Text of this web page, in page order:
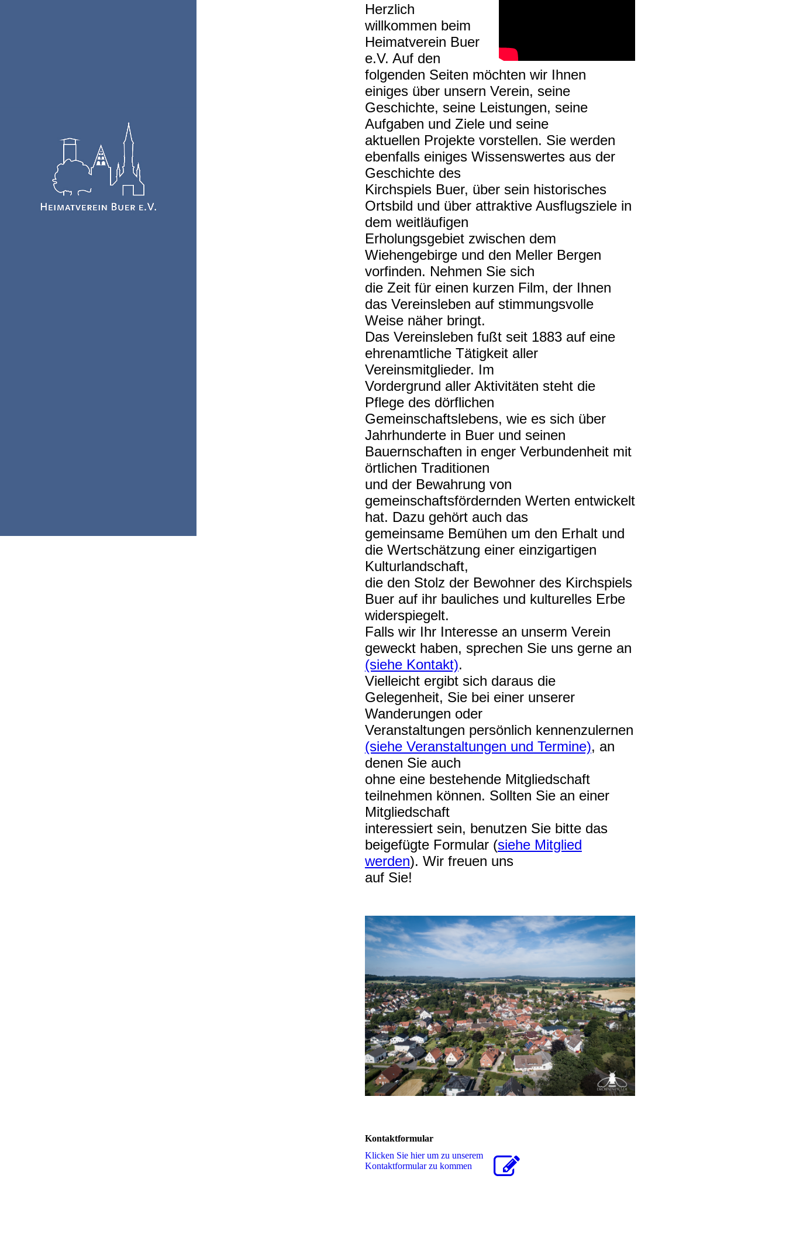
Herzlich
willkommen beim
Heimatverein Buer
e.V. Auf den
folgenden Seiten möchten wir Ihnen
einiges über unsern Verein, seine
Geschichte, seine Leistungen, seine
Aufgaben und Ziele und seine
aktuellen Projekte vorstellen. Sie werden
ebenfalls einiges Wissenswertes aus der
Geschichte des
Kirchspiels Buer, über sein historisches
Ortsbild und über attraktive Ausflugsziele in
dem weitläufigen
Erholungsgebiet zwischen dem
Wiehengebirge und den Meller Bergen
vorfinden. Nehmen Sie sich
die Zeit für einen kurzen Film, der Ihnen
das Vereinsleben auf stimmungsvolle
Weise näher bringt.
Das Vereinsleben fußt seit 1883 auf eine
ehrenamtliche Tätigkeit aller
Vereinsmitglieder. Im
Vordergrund aller Aktivitäten steht die
Pflege des dörflichen
Gemeinschaftslebens, wie es sich über
Jahrhunderte in Buer und seinen
Bauernschaften in enger Verbundenheit mit
örtlichen Traditionen
und der Bewahrung von
gemeinschaftsfördernden Werten entwickelt
hat. Dazu gehört auch das
gemeinsame Bemühen um den Erhalt und
die Wertschätzung einer einzigartigen
Kulturlandschaft,
die den Stolz der Bewohner des Kirchspiels
Buer auf ihr bauliches und kulturelles Erbe
widerspiegelt.
Falls wir Ihr Interesse an unserm Verein
geweckt haben, sprechen Sie uns gerne an
(siehe Kontakt).
Vielleicht ergibt sich daraus die
Gelegenheit, Sie bei einer unserer
Wanderungen oder
Veranstaltungen persönlich kennenzulernen
(siehe Veranstaltungen und Termine), an
denen Sie auch
ohne eine bestehende Mitgliedschaft
teilnehmen können. Sollten Sie an einer
Mitgliedschaft
interessiert sein, benutzen Sie bitte das
beigefügte Formular (siehe Mitglied
werden). Wir freuen uns
auf Sie!
Kontaktformular
Klicken Sie hier um zu unserem
Kon­takt­for­mu­lar zu kommen